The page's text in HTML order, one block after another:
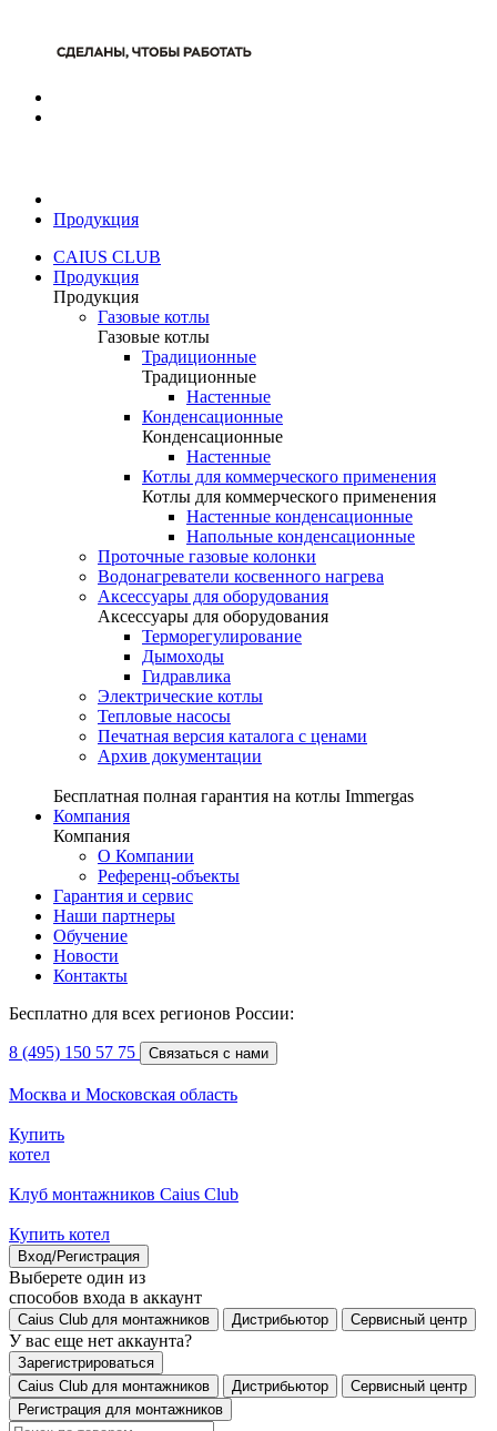
Продукция
CAIUS CLUB
Продукция
Продукция
Газовые котлы
Газовые котлы
Традиционные
Традиционные
Настенные
Конденсационные
Конденсационные
Настенные
Котлы для коммерческого применения
Котлы для коммерческого применения
Настенные конденсационные
Напольные конденсационные
Проточные газовые колонки
Водонагреватели косвенного нагрева
Аксессуары для оборудования
Аксессуары для оборудования
Терморегулирование
Дымоходы
Гидравлика
Электрические котлы
Тепловые насосы
Печатная версия каталога с ценами
Архив документации
Бесплатная полная гарантия на котлы Immergas
Компания
Компания
О Компании
Референц-объекты
Гарантия и сервис
Наши партнеры
Обучение
Новости
Контакты
Бесплатно для всех регионов России:
8 (495) 150 57 75 Связаться с нами
Москва и Московская область
Купить
котел
Клуб монтажников Caius Club
Купить котел
Вход/Регистрация
Выберете один из
способов входа в аккаунт
Caius Club для монтажников Дистрибьютор Сервисный центр
У вас еще нет аккаунта?
Зарегистрироваться
Caius Club для монтажников
Дистрибьютор
Сервисный центр
Регистрация для монтажников